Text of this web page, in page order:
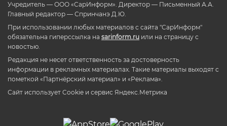
Учредитель — ООО «СарИнформ». Директор — Письменный А.А.
Главный редактор — Спринчанэ Д.Ю.
При использовании любых материалов с сайта "СарИнформ"
обязательна гиперссылка на sarinform.ru или на страницу с
новостью.
Редакция не несет ответственность за достоверность
информации в рекламных материалах. Такие материалы выходят с
пометкой «Партнёрский материал» и «Реклама».
Сайт использует Cookie и сервиc Яндекс.Метрика